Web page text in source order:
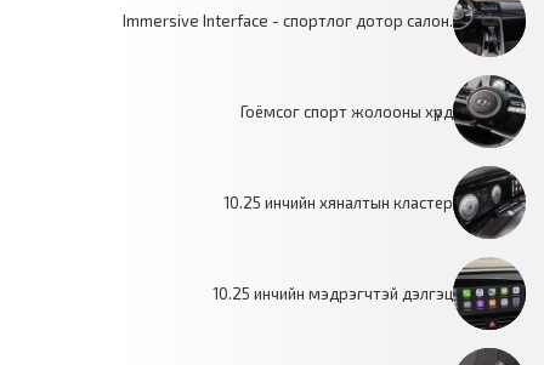
Immersive Interface - спортлог дотор салон.
Гоёмсог спорт жолооны хүрд
10.25 инчийн хяналтын кластер
10.25 инчийн мэдрэгчтэй дэлгэц